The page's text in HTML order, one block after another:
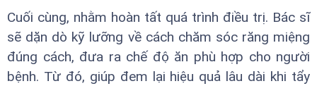
Cuối cùng, nhằm hoàn tất quá trình điều trị. Bác sĩ
sẽ dặn dò kỹ lưỡng về cách chăm sóc răng miệng
đúng cách, đưa ra chế độ ăn phù hợp cho người
bệnh. Từ đó, giúp đem lại hiệu quả lâu dài khi tẩy